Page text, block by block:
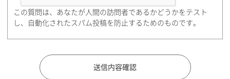
都道府県（勤務先）
この質問は、あなたが人間の訪問者であるかどうかをテスト
し、自動化されたスパム投稿を防止するためのものです。